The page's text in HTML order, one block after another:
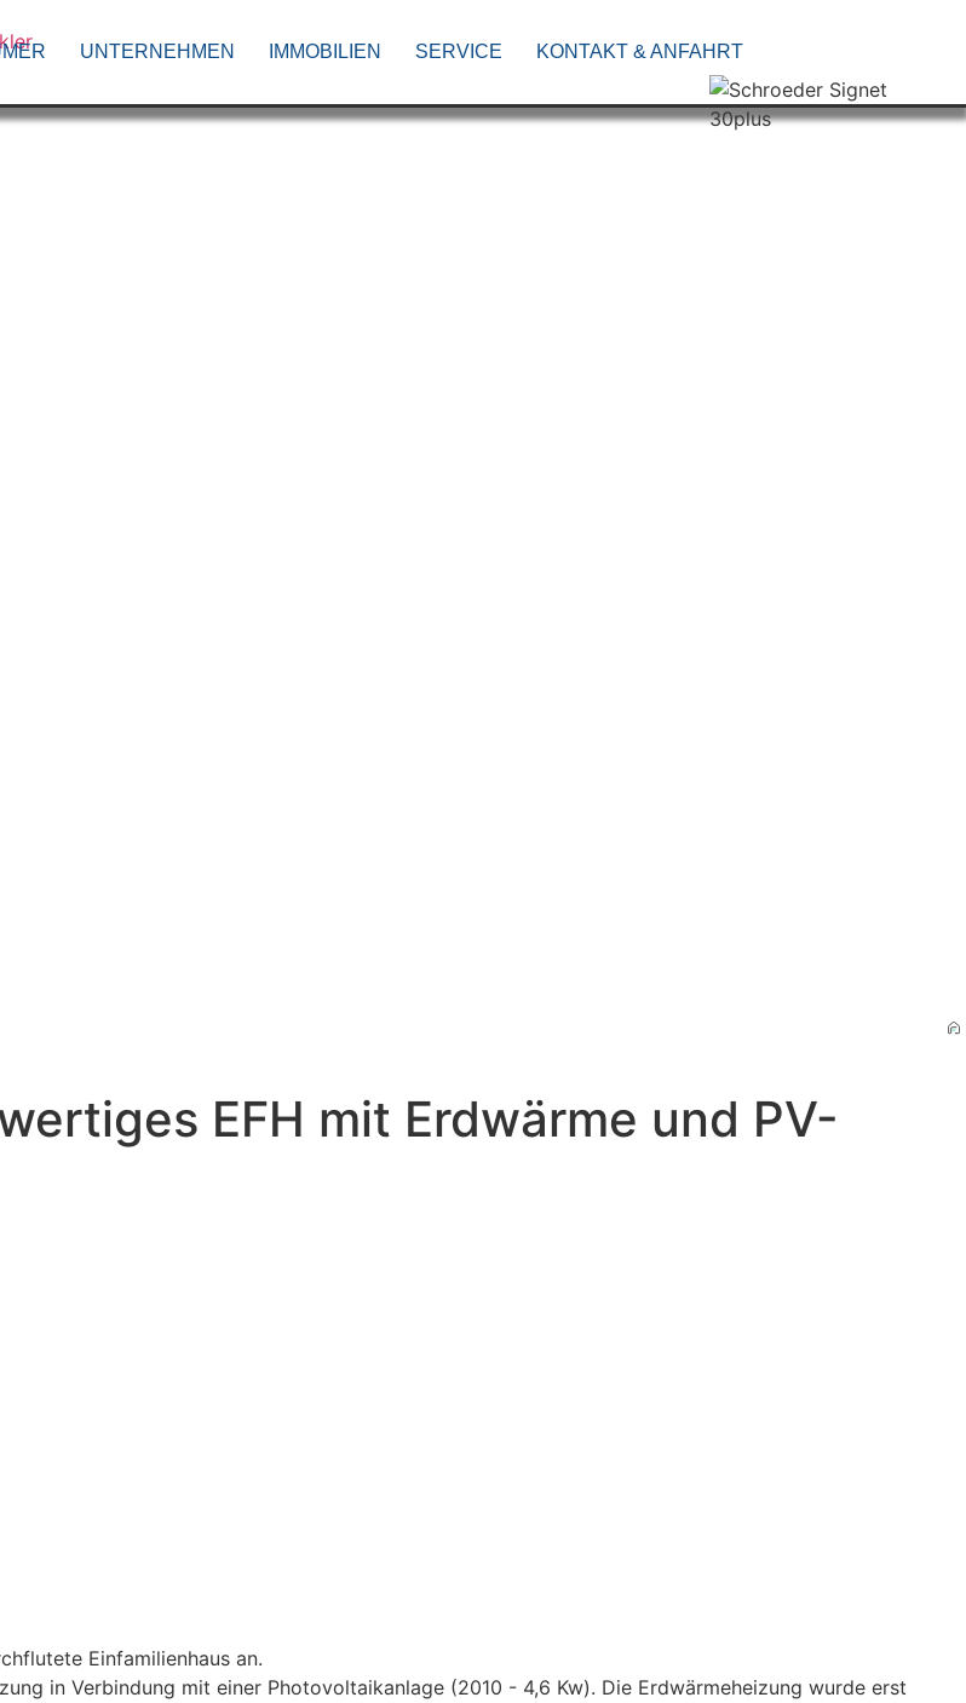
UNTERNEHMEN IMMOBILIEN SERVICE KONTAKT & ANFAHRT
EFH mit Erdwärme und PV-
Einfamilienhaus an.
in Verbindung mit einer Photovoltaikanlage (2010 - 4,6 Kw). Die Erdwärmeheizung wurde erst